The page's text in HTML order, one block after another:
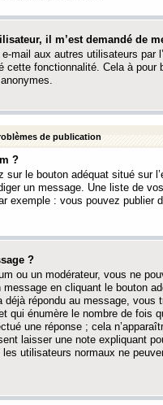
il m’est demandé de
aux autres utilisateurs par
cette fonctionnalité. Cela à pour
de publication
?
le bouton adéquat situé sur
un message. Une liste de
exemple : vous pouvez publier
?
ou un modérateur, vous ne
en cliquant le bouton
répondu au message,
qui énumère le nombre de fois
une réponse ; cela
laisser une note expliquant
utilisateurs normaux ne